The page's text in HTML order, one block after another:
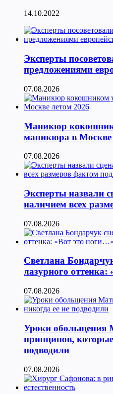
14.10.2022
Эксперты
предложениями
07.08.2026
Маникюр
маникюра в Москве
07.08.2026
Эксперты назвали
наличием всех
07.08.2026
Светлана
лазурного
07.08.2026
Уроки обольщения
принципов,
подводили
07.08.2026